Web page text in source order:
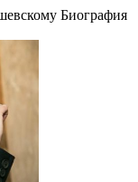
Биография